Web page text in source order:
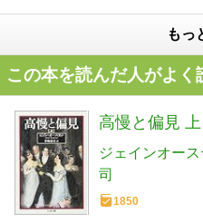
もっ
この本を読んだ人がよく
高慢と偏見
ジェインオー
司
1850